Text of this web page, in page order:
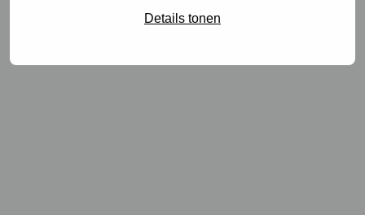
Details tonen